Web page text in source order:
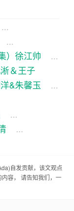
刨食，那可是
那山里的松
这不，电视
情故事，俩
真是跌宕起
个尴尬事儿。
娘，俩人一见
力那会儿正
...
...
）徐江帅
...
＆王子
&朱馨玉
...
...
...
)自发贡献，该文观点
容， 请告知我们，一